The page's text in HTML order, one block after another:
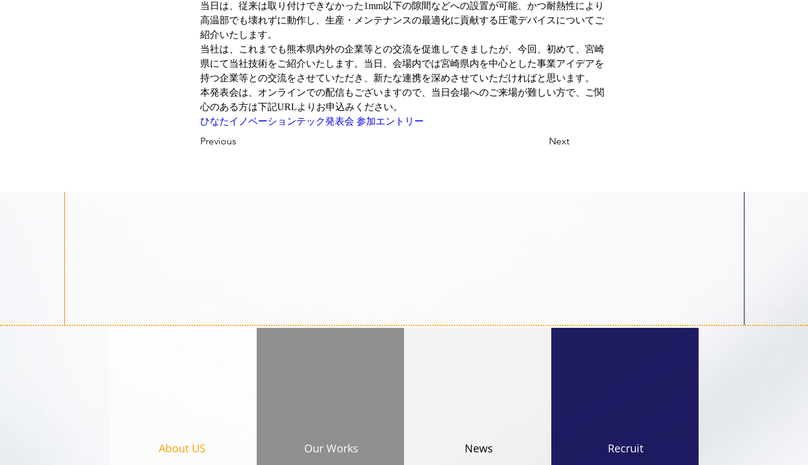
当日は、従来は取り付けできなかった1mm以下の隙間などへの設置が可能、かつ耐熱性により
高温部でも壊れずに動作し、生産・メンテナンスの最適化に貢献する圧電デバイスについてご
紹介いたします。
当社は、これまでも熊本県内外の企業等との交流を促進してきましたが、今回、初めて、宮崎
県にて当社技術をご紹介いたします。当日、会場内では宮崎県内を中心とした事業アイデアを
持つ企業等との交流をさせていただき、新たな連携を深めさせていただければと思います。
本発表会は、オンラインでの配信もございますので、当日会場へのご来場が難しい方で、ご関
ひなたイノベーションテック発表会 参加エントリー
Previous Next
About US Our Works News Recruit